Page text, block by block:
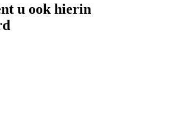
u ook hierin